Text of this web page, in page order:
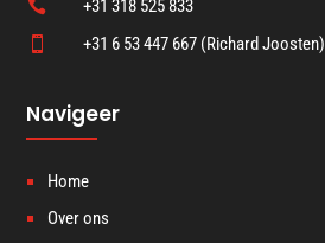
 +31 318 525 833
 +31 6 53 447 667 (Richard Joosten)
Navigeer
Home
Over ons